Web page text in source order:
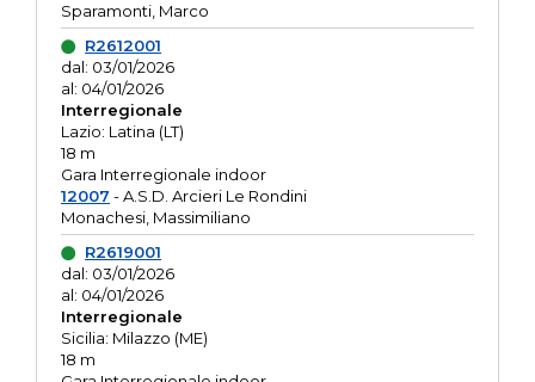
Sparamonti, Marco
R2612001
dal: 03/01/2026
al: 04/01/2026
Interregionale
Lazio: Latina (LT)
18 m
Gara Interregionale indoor
12007 - A.S.D. Arcieri Le Rondini
Monachesi, Massimiliano
R2619001
dal: 03/01/2026
al: 04/01/2026
Interregionale
Sicilia: Milazzo (ME)
18 m